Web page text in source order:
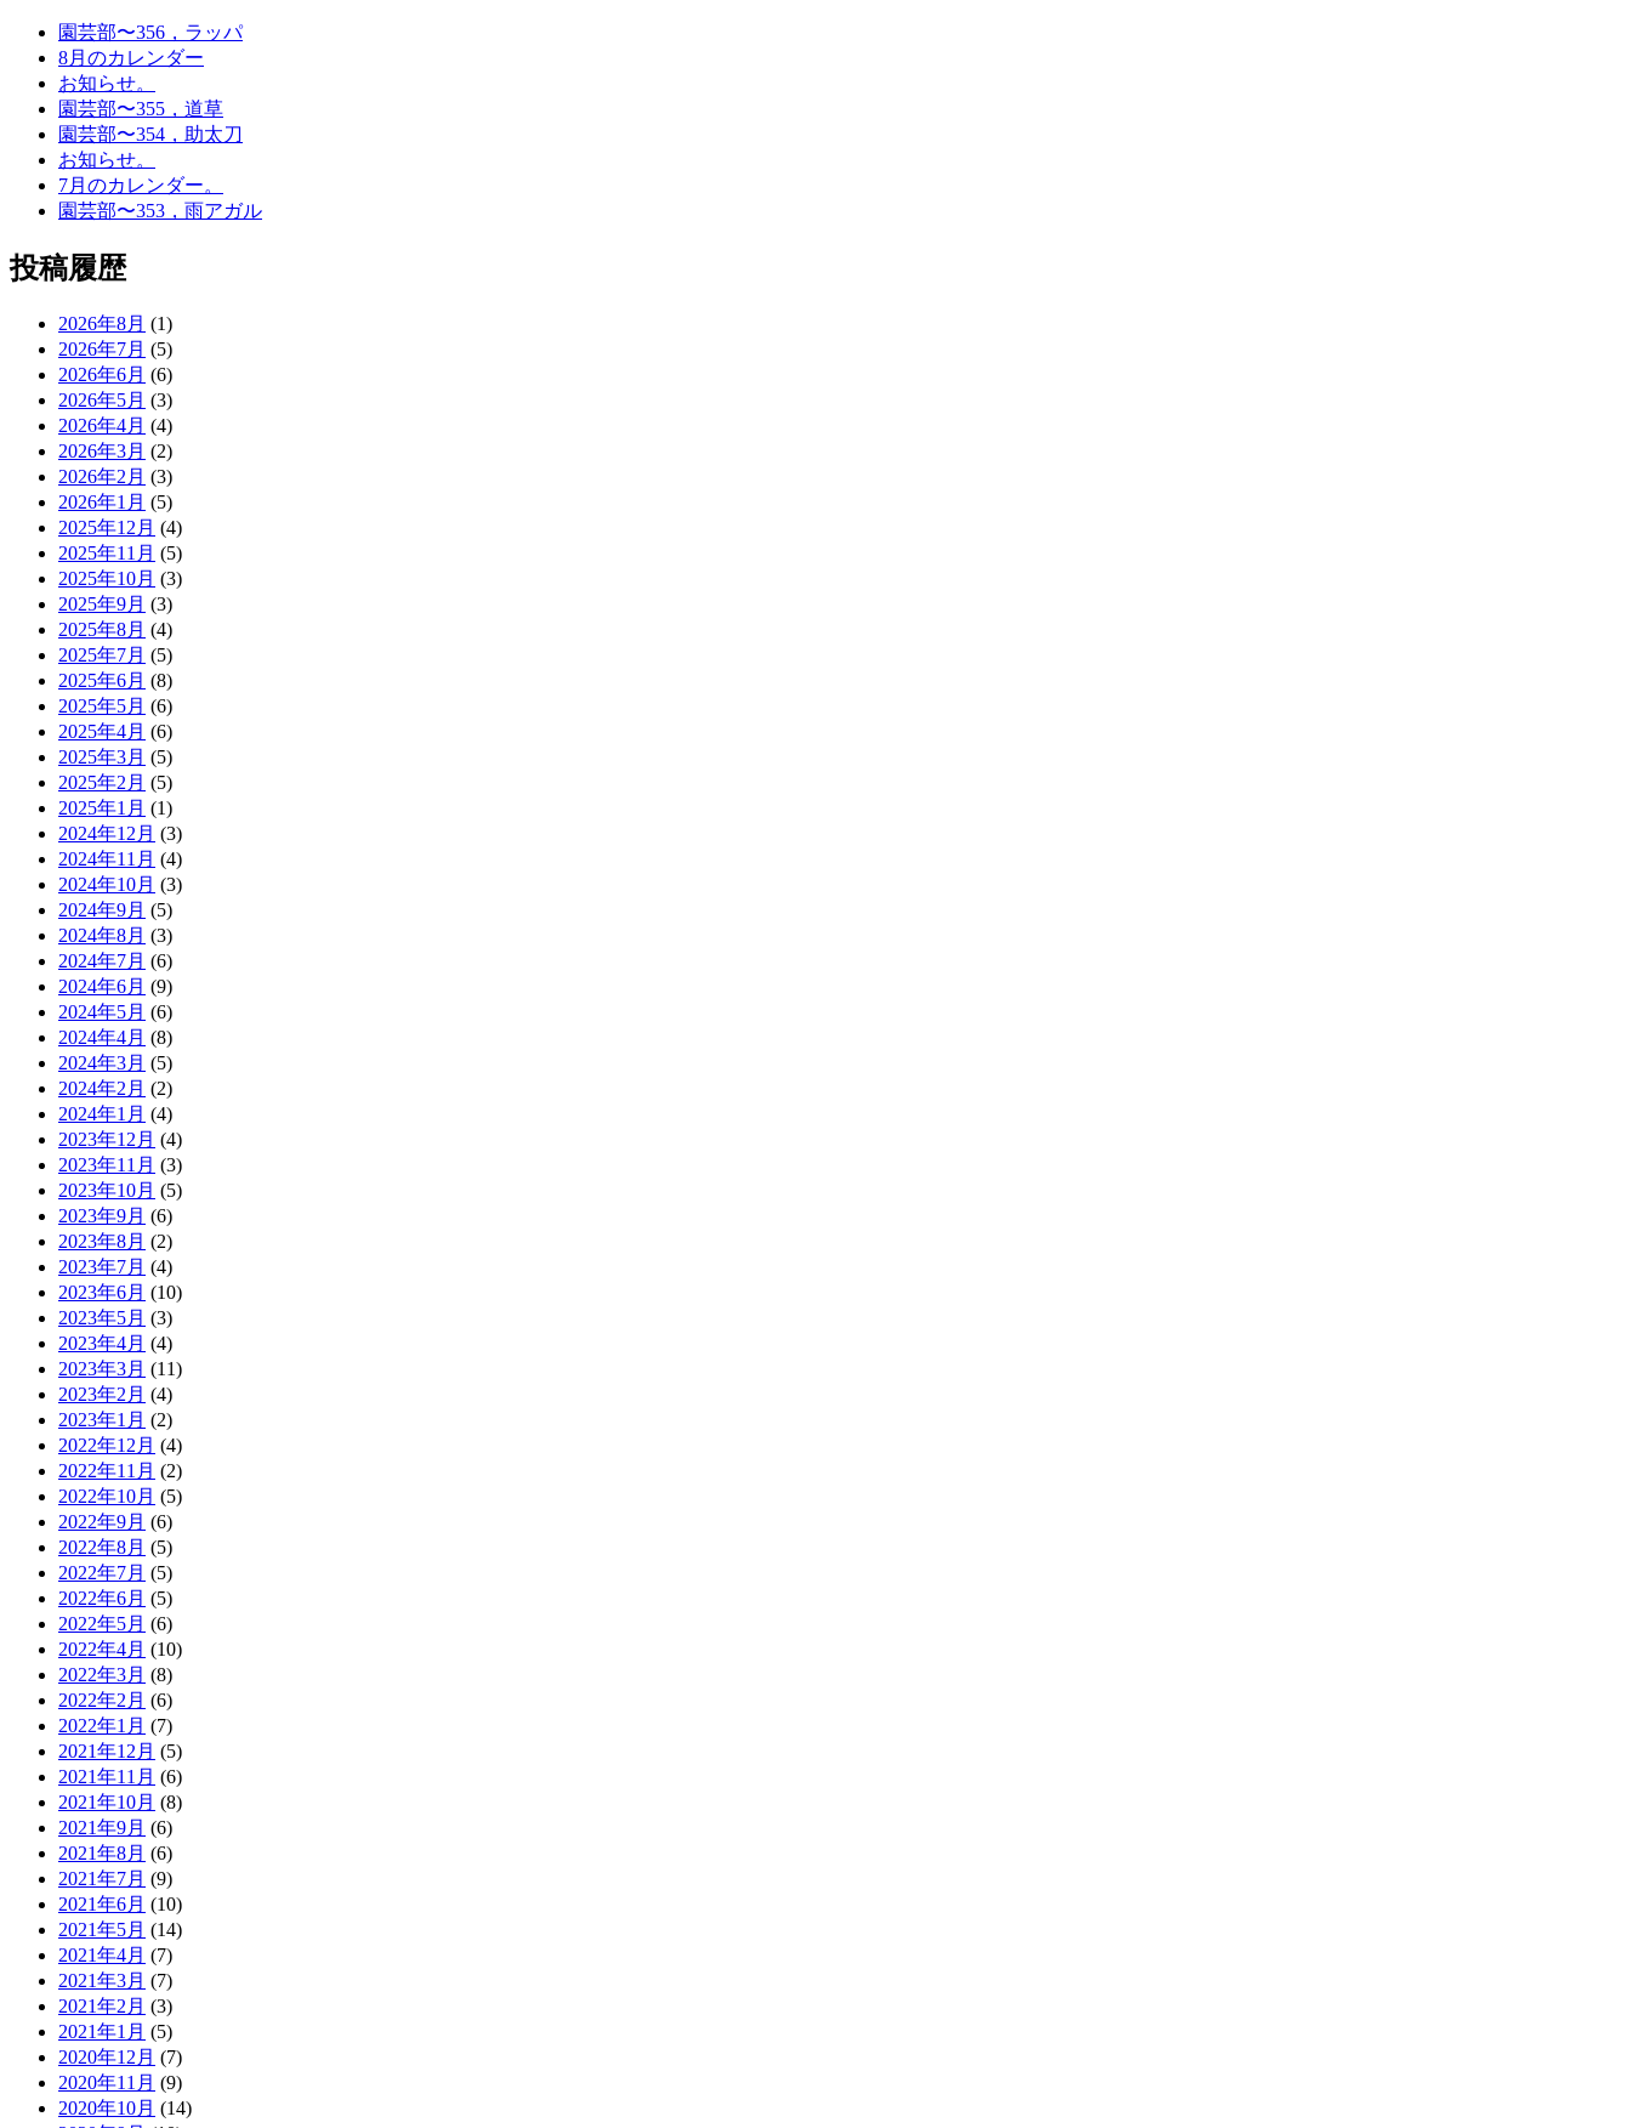
園芸部〜356，ラッパ
8月のカレンダー
お知らせ。
園芸部〜355，道草
園芸部〜354，助太刀
お知らせ。
7月のカレンダー。
園芸部〜353，雨アガル
投稿履歴
2026年8月 (1)
2026年7月 (5)
2026年6月 (6)
2026年5月 (3)
2026年4月 (4)
2026年3月 (2)
2026年2月 (3)
2026年1月 (5)
2025年12月 (4)
2025年11月 (5)
2025年10月 (3)
2025年9月 (3)
2025年8月 (4)
2025年7月 (5)
2025年6月 (8)
2025年5月 (6)
2025年4月 (6)
2025年3月 (5)
2025年2月 (5)
2025年1月 (1)
2024年12月 (3)
2024年11月 (4)
2024年10月 (3)
2024年9月 (5)
2024年8月 (3)
2024年7月 (6)
2024年6月 (9)
2024年5月 (6)
2024年4月 (8)
2024年3月 (5)
2024年2月 (2)
2024年1月 (4)
2023年12月 (4)
2023年11月 (3)
2023年10月 (5)
2023年9月 (6)
2023年8月 (2)
2023年7月 (4)
2023年6月 (10)
2023年5月 (3)
2023年4月 (4)
2023年3月 (11)
2023年2月 (4)
2023年1月 (2)
2022年12月 (4)
2022年11月 (2)
2022年10月 (5)
2022年9月 (6)
2022年8月 (5)
2022年7月 (5)
2022年6月 (5)
2022年5月 (6)
2022年4月 (10)
2022年3月 (8)
2022年2月 (6)
2022年1月 (7)
2021年12月 (5)
2021年11月 (6)
2021年10月 (8)
2021年9月 (6)
2021年8月 (6)
2021年7月 (9)
2021年6月 (10)
2021年5月 (14)
2021年4月 (7)
2021年3月 (7)
2021年2月 (3)
2021年1月 (5)
2020年12月 (7)
2020年11月 (9)
2020年10月 (14)